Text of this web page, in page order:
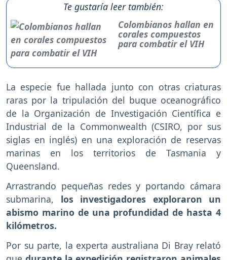
Te gustaría leer también:
Colombianos hallan en
corales compuestos
para combatir el VIH
La especie fue hallada junto con otras criaturas
raras por la tripulación del buque oceanográfico
de la Organización de Investigación Científica e
Industrial de la Commonwealth (CSIRO, por sus
siglas en inglés) en una exploración de reservas
marinas en los territorios de Tasmania y
Queensland.
Arrastrando pequeñas redes y portando cámara
submarina, los investigadores exploraron un
abismo marino de una profundidad de hasta 4
kilómetros.
Por su parte, la experta australiana Di Bray relató